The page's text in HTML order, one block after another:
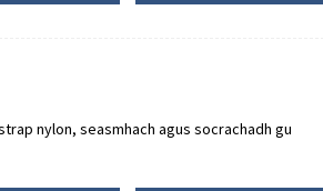
nylon, seasmhach agus socrachadh gu